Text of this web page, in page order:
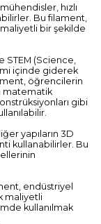
hızlı
Bu filament,
maliyetli bir şekilde
STEM (Science,
içinde giderek
öğrencilerin
matematik
gibi
yapıların 3D
kullanabilirler. Bu
endüstriyel
maliyetli
kullanılmak